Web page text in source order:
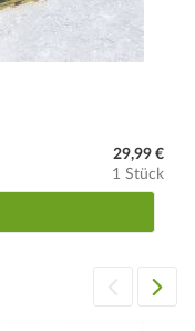
29,99 €
1 Stück